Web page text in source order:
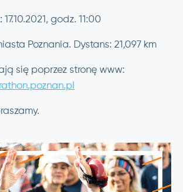
17.10.2021, godz. 11:00
Poznania. Dystans: 21,097 km
się poprzez stronę www: